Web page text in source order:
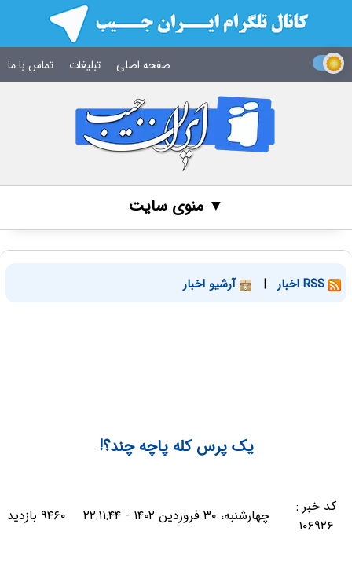
صفحه اصلی تبلیغات تماس با ما
▼ منوی سایت
| آرشیو اخبار
یک پرس کله پاچه چند؟!
کد خبر :
۱۰۶۹۲۶
چهارشنبه، ۳۰ فروردین ۱۴۰۲ - ۲۲:۱۱:۴۴ ۹۴۶۰ بازدید